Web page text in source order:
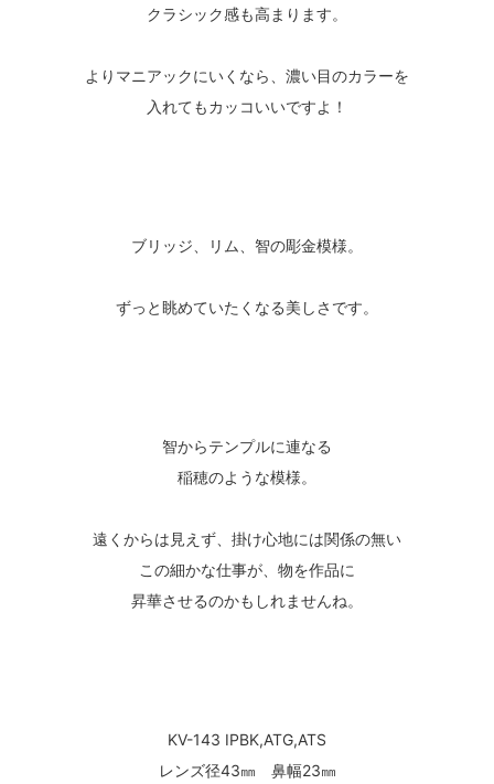
クラシック感も高まります。
よりマニアックにいくなら、濃い目のカラーを
入れてもカッコいいですよ！
ブリッジ、リム、智の彫金模様。
ずっと眺めていたくなる美しさです。
智からテンプルに連なる
稲穂のような模様。
遠くからは見えず、掛け心地には関係の無い
この細かな仕事が、物を作品に
昇華させるのかもしれませんね。
KV-143 IPBK,ATG,ATS
レンズ径43㎜ 鼻幅23㎜